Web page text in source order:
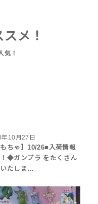
メ！
10月27日
もちゃ】10/26■入荷情報
！◆ガンプラ をたくさん
たしま…